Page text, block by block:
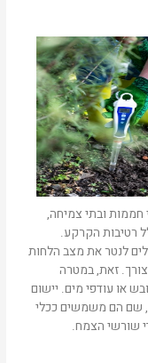
חממות ובתי צמיחה,
רטיבות הקרקע.
לנטר את מצב הלחות
זאת, במטרה
או עודפי מים. יישום
שם הם משמשים ככלי
שורשי הצמח.